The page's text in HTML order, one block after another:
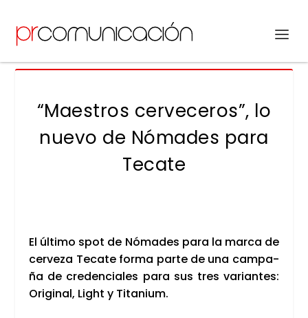
“Maestros cerveceros”, lo
nuevo de Nómades para
Tecate
El últi­mo spot de Nóma­des para la mar­ca de
cer­ve­za Teca­te for­ma par­te de una cam­pa­
ña de cre­den­cia­les para sus tres varian­tes:
Ori­gi­nal, Light y Tita­nium.